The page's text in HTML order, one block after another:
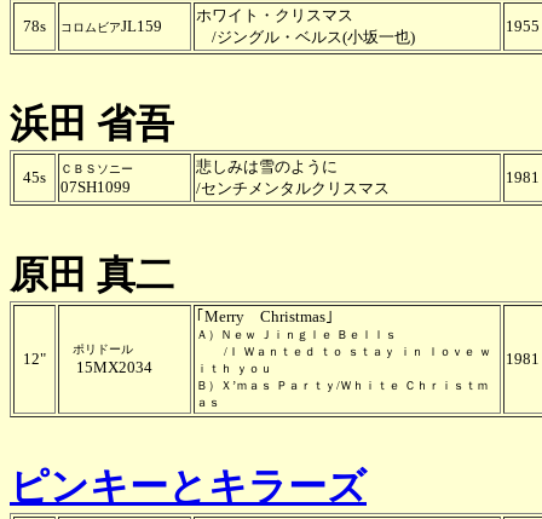
78s コロムビアJL159
ホワイト・クリスマス
/ジングル・ベルス(小坂一也)
1955
浜田 省吾
45s ＣＢＳソニー
07SH1099
悲しみは雪のように
/センチメンタルクリスマス
1981
原田 真二
12"
ポリドール
15MX2034
｢Merry Christmas｣
Ａ）Ｎｅｗ Ｊｉｎｇｌｅ Ｂｅｌｌｓ
/Ｉ Ｗａｎｔｅｄ ｔｏ ｓｔａｙ ｉｎ ｌｏｖｅ ｗ
ｉｔｈ ｙｏｕ
Ｂ）Ｘ’ｍａｓ Ｐａｒｔｙ/Ｗｈｉｔｅ Ｃｈｒｉｓｔｍ
ａｓ
1981
ピンキーとキラーズ